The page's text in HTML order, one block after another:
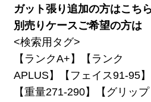
ガット張り追加の方はこ
別売りケースご希望の方
<検索用タグ>
【ランクA+】【ランク
APLUS】【フェイス91-95】
【重量271-290】【グリップ